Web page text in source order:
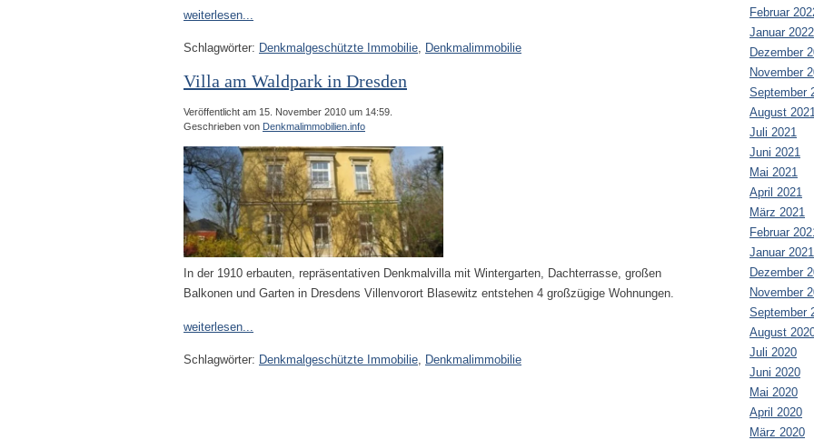
weiterlesen...
Schlagwörter: Denkmalgeschützte Immobilie, Denkmalimmobilie
Villa am Waldpark in Dresden
Veröffentlicht am 15. November 2010 um 14:59.
Geschrieben von Denkmalimmobilien.info
In der 1910 erbauten, repräsentativen Denkmalvilla mit Wintergarten, Dachterrasse, großen
Balkonen und Garten in Dresdens Villenvorort Blasewitz entstehen 4 großzügige Wohnungen.
weiterlesen...
Schlagwörter: Denkmalgeschützte Immobilie, Denkmalimmobilie
Februar
Januar 2022
Dezember
November
September
August
Juli 2021
Juni 2021
Mai 2021
April 2021
März 2021
Februar
Januar 2021
Dezember
November
September
August
Juli 2020
Juni 2020
Mai 2020
April 2020
März 2020